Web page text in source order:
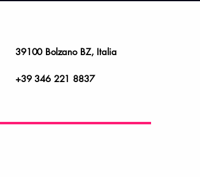
39100 Bolzano BZ, Italia
+39 346 221 8837